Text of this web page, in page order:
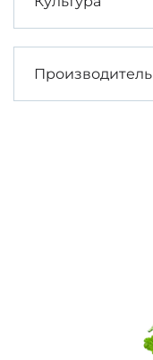
Производитель